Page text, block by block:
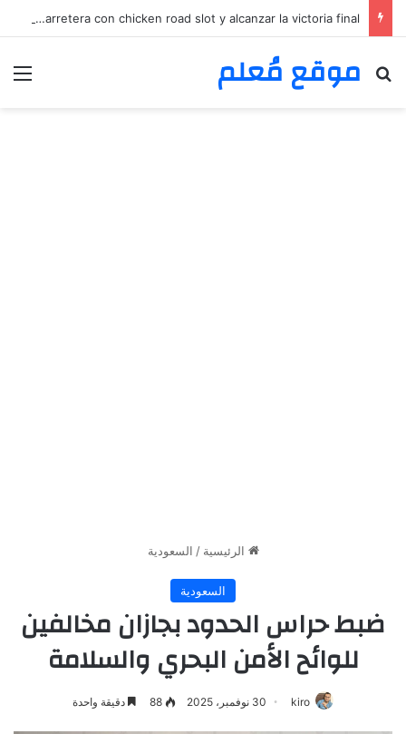
Increíble desafío cruzar la carretera con chicken road slot y alcanzar la victoria final
موقع مُعلم
بحث عن
الرئيسية / السعودية
السعودية
ضبط حراس الحدود بجازان مخالفين
للوائح الأمن البحري والسلامة
kiro 30 نوفمبر، 2025 88 دقيقة واحدة